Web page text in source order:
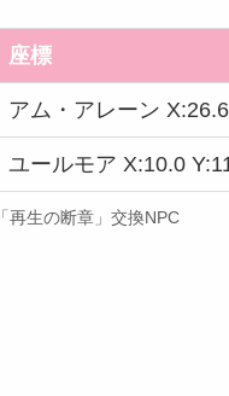
座標
アム・アレーン
ユールモア X:10.0
「再生の断章」交換NPC